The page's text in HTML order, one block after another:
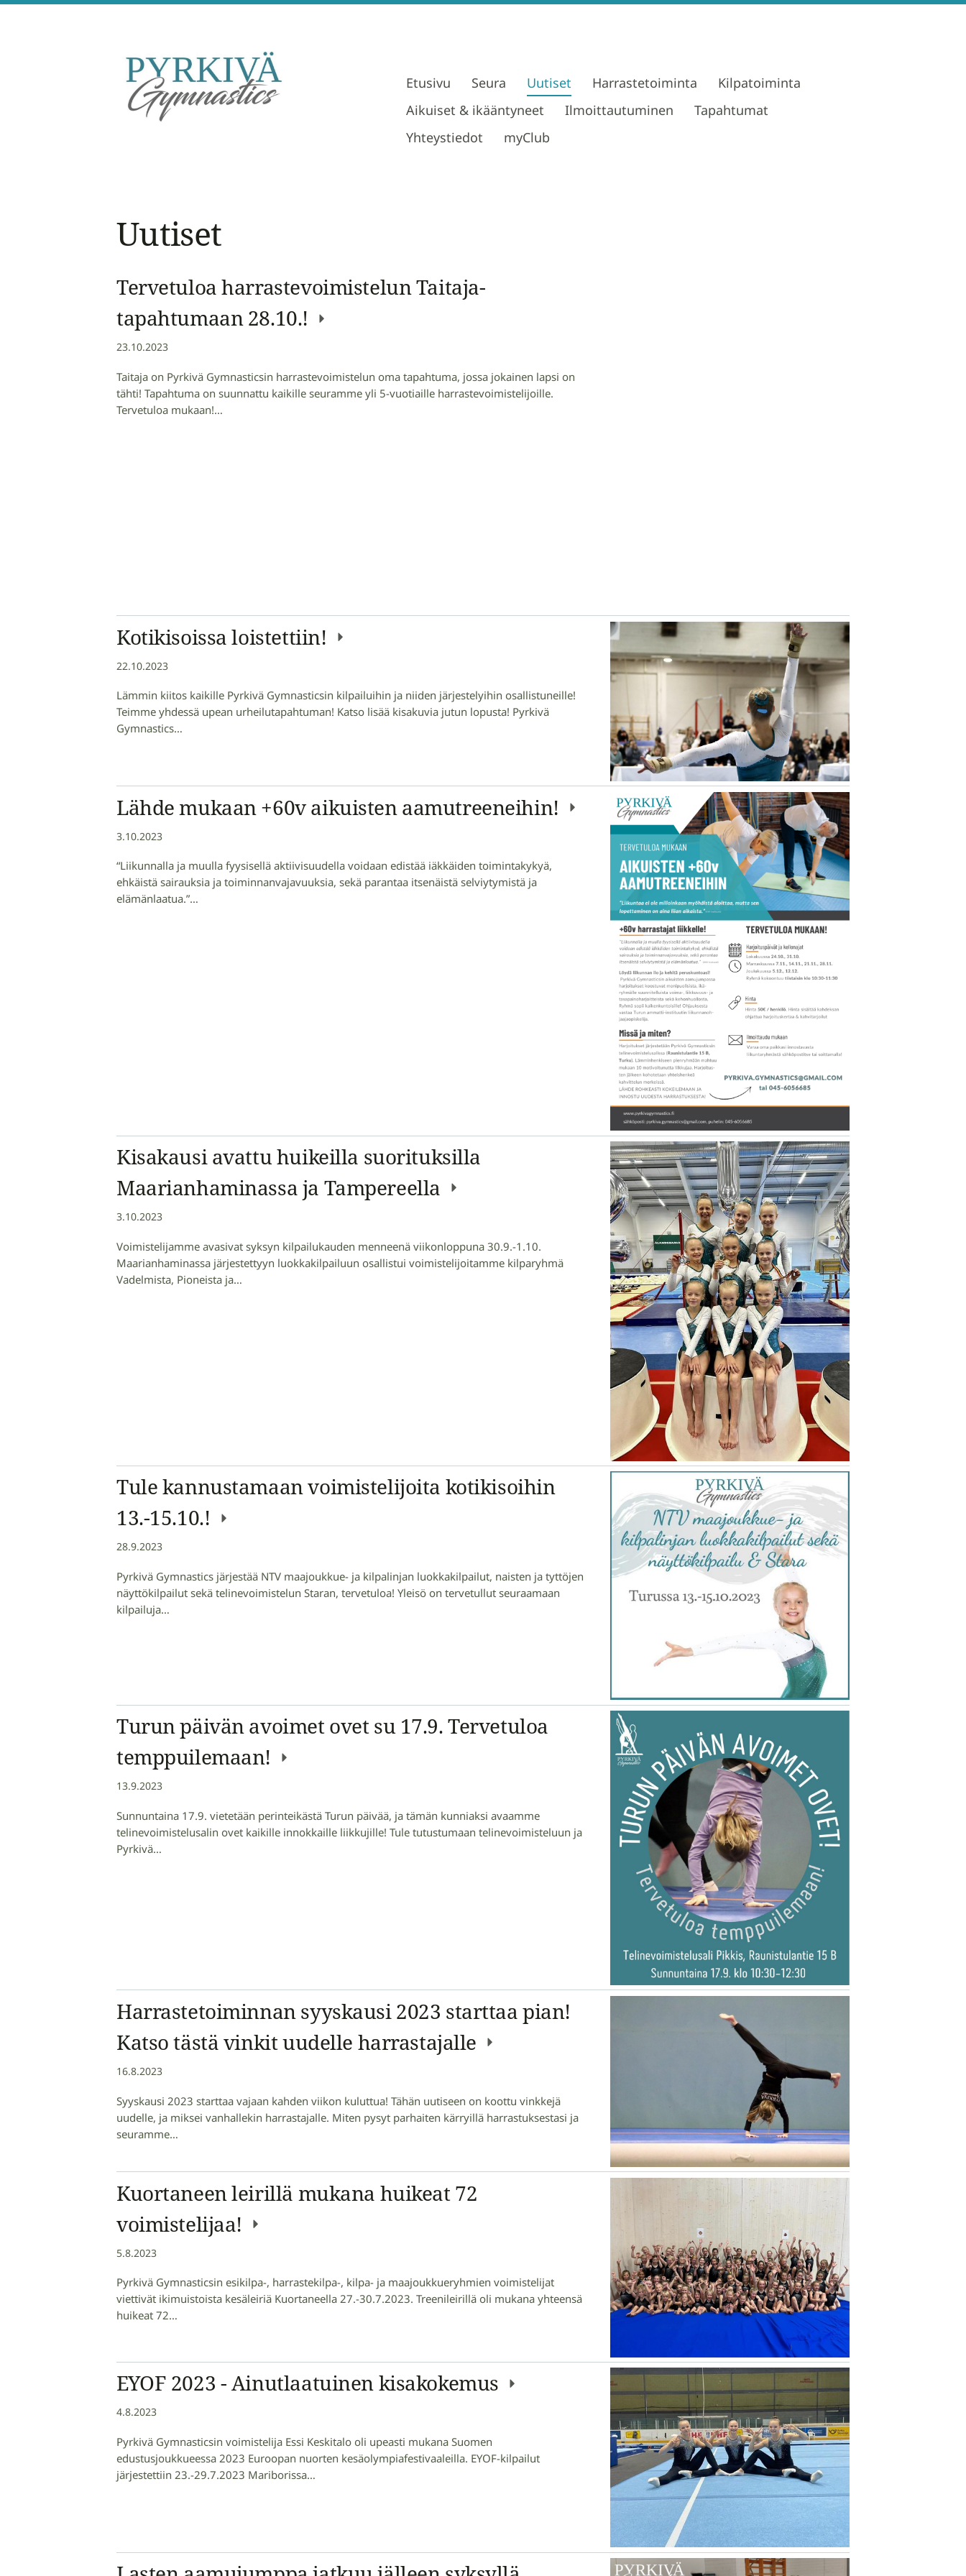
Pyrkivä Gymnastics
Etusivu Seura Uutiset Harrastetoiminta
Kilpatoiminta
Aikuiset & ikääntyneet
Ilmoittautuminen
Tapahtumat
Yhteystiedot
myClub
Uutiset
Tervetuloa harrastevoimistelun Taitaja-
tapahtumaan 28.10.!
23.10.2023
Taitaja on Pyrkivä Gymnasticsin harrastevoimistelun oma tapahtuma, jossa jokainen lapsi on
tähti! Tapahtuma on suunnattu kaikille seuramme yli 5-vuotiaille harrastevoimistelijoille.
Tervetuloa mukaan!…
Kotikisoissa loistettiin!
22.10.2023
Lämmin kiitos kaikille Pyrkivä Gymnasticsin kilpailuihin ja niiden järjestelyihin osallistuneille!
Teimme yhdessä upean urheilutapahtuman! Katso lisää kisakuvia jutun lopusta! Pyrkivä
Gymnastics…
Lähde mukaan +60v aikuisten aamutreeneihin!
3.10.2023
“Liikunnalla ja muulla fyysisellä aktiivisuudella voidaan edistää iäkkäiden toimintakykyä,
ehkäistä sairauksia ja toiminnanvajavuuksia, sekä parantaa itsenäistä selviytymistä ja
elämänlaatua.”…
Kisakausi avattu huikeilla suorituksilla
Maarianhaminassa ja Tampereella
3.10.2023
Voimistelijamme avasivat syksyn kilpailukauden menneenä viikonloppuna 30.9.-1.10.
Maarianhaminassa järjestettyyn luokkakilpailuun osallistui voimistelijoitamme kilparyhmä
Vadelmista, Pioneista ja…
Tule kannustamaan voimistelijoita kotikisoihin
13.-15.10.!
28.9.2023
Pyrkivä Gymnastics järjestää NTV maajoukkue- ja kilpalinjan luokkakilpailut, naisten ja tyttöjen
näyttökilpailut sekä telinevoimistelun Staran, tervetuloa! Yleisö on tervetullut seuraamaan
kilpailuja…
Turun päivän avoimet ovet su 17.9. Tervetuloa
temppuilemaan!
13.9.2023
Sunnuntaina 17.9. vietetään perinteikästä Turun päivää, ja tämän kunniaksi avaamme
telinevoimistelusalin ovet kaikille innokkaille liikkujille! Tule tutustumaan telinevoimisteluun ja
Pyrkivä…
Harrastetoiminnan syyskausi 2023 starttaa pian!
Katso tästä vinkit uudelle harrastajalle
16.8.2023
Syyskausi 2023 starttaa vajaan kahden viikon kuluttua! Tähän uutiseen on koottu vinkkejä
uudelle, ja miksei vanhallekin harrastajalle. Miten pysyt parhaiten kärryillä harrastuksestasi ja
seuramme…
Kuortaneen leirillä mukana huikeat 72
voimistelijaa!
5.8.2023
Pyrkivä Gymnasticsin esikilpa-, harrastekilpa-, kilpa- ja maajoukkueryhmien voimistelijat
viettivät ikimuistoista kesäleiriä Kuortaneella 27.-30.7.2023. Treenileirillä oli mukana yhteensä
huikeat 72…
EYOF 2023 - Ainutlaatuinen kisakokemus
4.8.2023
Pyrkivä Gymnasticsin voimistelija Essi Keskitalo oli upeasti mukana Suomen
edustusjoukkueessa 2023 Euroopan nuorten kesäolympiafestivaaleilla. EYOF-kilpailut
järjestettiin 23.-29.7.2023 Mariborissa…